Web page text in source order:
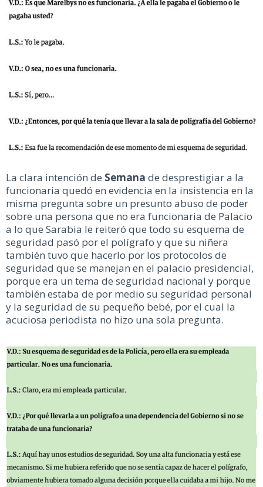
La clara intención de Semana de desprestigiar a la
funcionaria quedó en evidencia en la insistencia en la
misma pregunta sobre un presunto abuso de poder
sobre una persona que no era funcionaria de Palacio
a lo que Sarabia le reiteró que todo su esquema de
seguridad pasó por el polígrafo y que su niñera
también tuvo que hacerlo por los protocolos de
seguridad que se manejan en el palacio presidencial,
porque era un tema de seguridad nacional y porque
también estaba de por medio su seguridad personal
y la seguridad de su pequeño bebé, por el cual la
acuciosa periodista no hizo una sola pregunta.